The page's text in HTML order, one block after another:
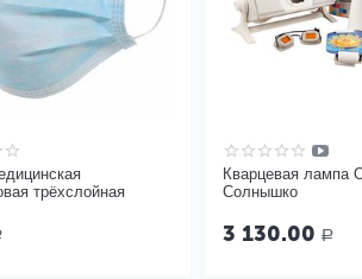
трёхслойная
Кварцевая лампа
Солнышко
3 130.00 Р